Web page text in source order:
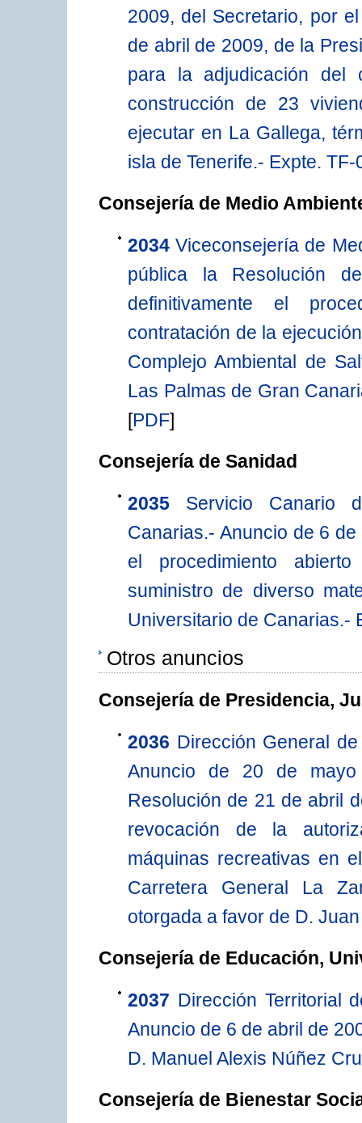
2009, del Secretario, por
de abril de 2009, de la
para la adjudicación del
construcción de 23
ejecutar en La Gallega,
isla de Tenerife.- Expte. TF-
Consejería de Medio
2034 Viceconsejería de
pública la Resolución
definitivamente el
contratación de la
Complejo Ambiental de
Las Palmas de Gran
[PDF]
Consejería de Sanidad
2035
Servicio Canario
Canarias.- Anuncio de 6
el procedimiento
suministro de diverso
Universitario de Canarias.-
Otros anuncios
Consejería de Presidencia,
2036 Dirección General
Anuncio de 20 de
Resolución de 21 de abril
revocación de la
máquinas recreativas en
Carretera General La
otorgada a favor de D.
Consejería de Educación,
2037 Dirección Territorial
Anuncio de 6 de abril de
D. Manuel Alexis Núñez
Consejería de Bienestar